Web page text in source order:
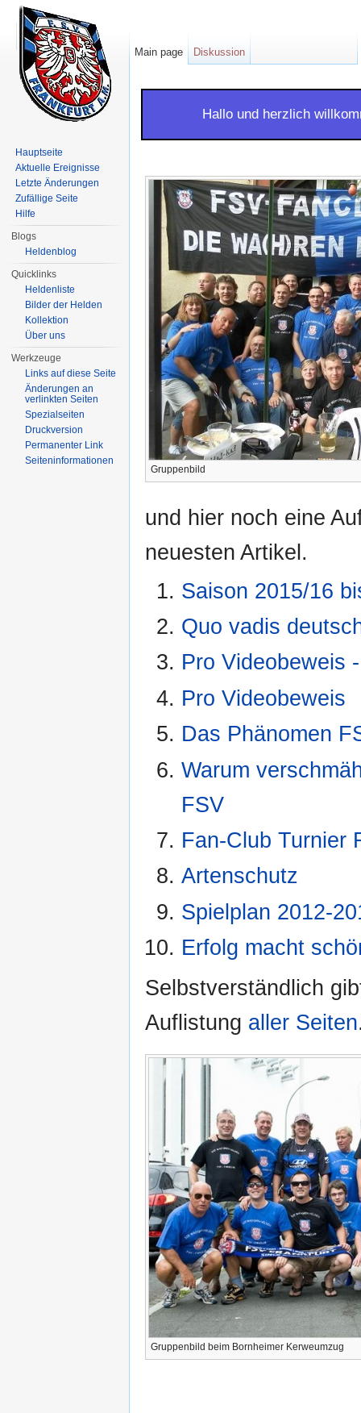
Hallo und herzlich
Gruppenbild
und hier noch eine
neuesten Artikel.
Saison 2015/16
Quo vadis
Pro Videobeweis
Pro Videobeweis
Das Phänomen
Warum
FSV
Fan-Club Turnier
Artenschutz
Spielplan 2012-
Erfolg macht
Selbstverständlich
Auflistung aller Seiten
Gruppenbild beim Bornheimer Kerweumzug
Main page Diskussion
Hauptseite
Aktuelle Ereignisse
Letzte Änderungen
Zufällige Seite
Hilfe
Blogs
Heldenblog
Quicklinks
Heldenliste
Bilder der Helden
Kollektion
Über uns
Werkzeuge
Links auf diese Seite
Änderungen an
verlinkten Seiten
Spezialseiten
Druckversion
Permanenter Link
Seiten­informationen